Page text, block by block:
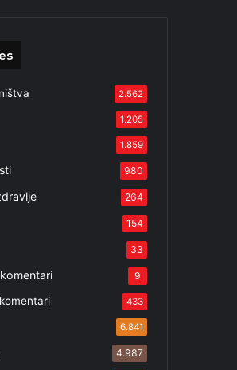
2.562
1.205
1.859
980
264
154
33
9
433
6.841
4.987